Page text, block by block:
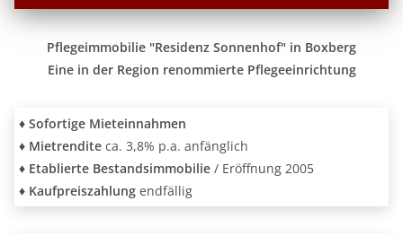
Pflegeimmobilie "Residenz Sonnenhof" in Boxberg
Eine in der Region renommierte Pflegeeinrichtung
♦ Sofortige Mieteinnahmen
♦ Mietrendite ca. 3,8% p.a. anfänglich
♦ Etablierte Bestandsimmobilie / Eröffnung 2005
♦ Kaufpreiszahlung endfällig